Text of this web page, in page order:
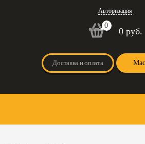
Авторизация
0
0 руб.
Доставка и оплата